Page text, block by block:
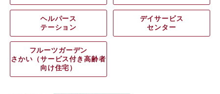
ヘルパース
テーション
デイサービス
センター
フルーツガーデン
さかい（サービス付き高齢者
向け住宅）